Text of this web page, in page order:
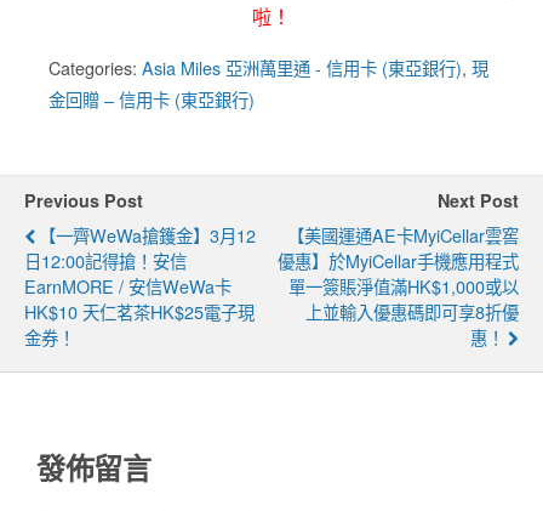
啦！
Categories: Asia Miles 亞洲萬里通 - 信用卡 (東亞銀行), 現
金回贈 – 信用卡 (東亞銀行)
Previous Post
【一齊WeWa搶鑊金】3月12
日12:00記得搶！安信
EarnMORE / 安信WeWa卡
HK$10 天仁茗茶HK$25電子現
金券！
Next Post
【美國運通AE卡MyiCellar雲窖
優惠】於MyiCellar手機應用程式
單一簽賬淨值滿HK$1,000或以
上並輸入優惠碼即可享8折優
惠！
發佈留言